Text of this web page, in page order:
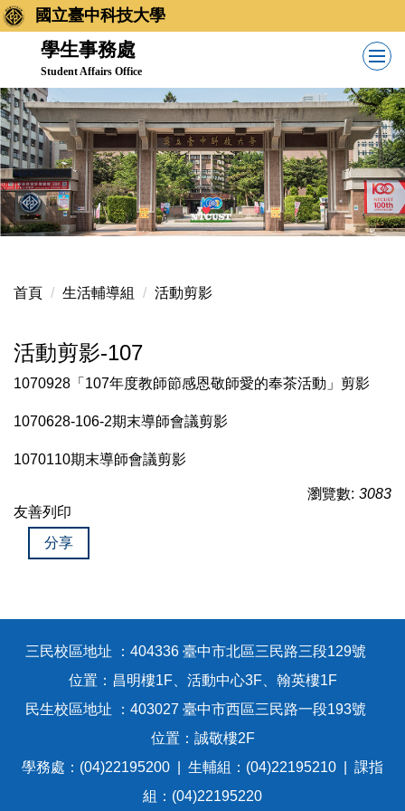
跳
到
內
容
區
國立臺中科技大學
學生事務處
Student Affairs Office
首頁 生活輔導組 活動剪影
活動剪影-107
1070928「107年度教師節感恩敬師愛的奉茶活動」剪影
1070628-106-2期末導師會議剪影
1070110期末導師會議剪影
瀏覽數: 3083
友善列印
分享
三民校區地址 ：404336 臺中市北區三民路三段129號
位置：昌明樓1F、活動中心3F、翰英樓1F
民生校區地址 ：403027 臺中市西區三民路一段193號
位置：誠敬樓2F
學務處：(04)22195200 | 生輔組：(04)22195210 | 課指
組：(04)22195220